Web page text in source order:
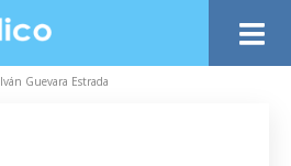
Iván Guevara Estrada